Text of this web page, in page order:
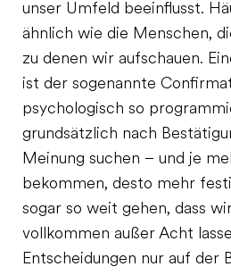
unser Umfeld beeinflusst.
ähnlich wie die Menschen,
zu denen wir aufschauen.
ist der sogenannte
psychologisch so
grundsätzlich nach
Meinung suchen – und je
bekommen, desto mehr
sogar so weit gehen, dass
vollkommen außer Acht
Entscheidungen nur auf der